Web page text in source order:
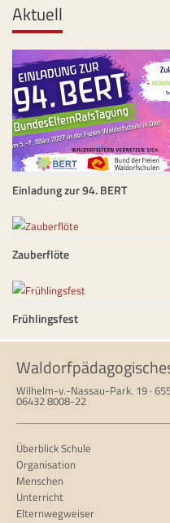
Aktuell
Einladung zur 94. BERT
Zauberflöte
Frühlingsfest
Wilhelm-v.-Nassau-Park. 19 ·
06432 8008-22
Überblick Schule
Organisation
Menschen
Unterricht
Elternwegweiser